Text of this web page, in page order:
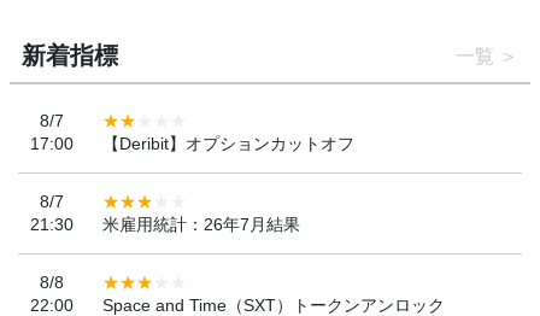
新着指標 一覧
8/7
17:00
【Deribit】オプションカットオフ
8/7
21:30
米雇用統計：26年7月結果
8/8
22:00
Space and Time（SXT）トークンアンロック